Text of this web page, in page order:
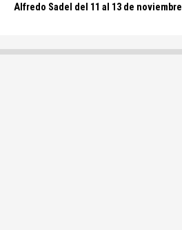
Alfredo Sadel del 11 al 13 de noviembre